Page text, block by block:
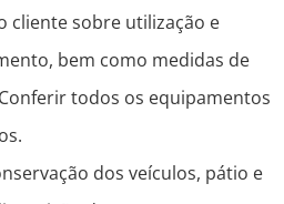
cliente sobre utilização e
bem como medidas de
todos os equipamentos
dos veículos, pátio e